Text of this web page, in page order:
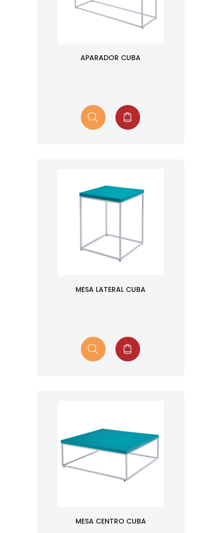
APARADOR CUBA
MESA LATERAL CUBA
MESA CENTRO CUBA